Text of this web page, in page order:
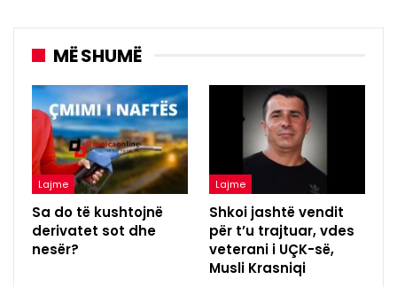
MË SHUMË
Lajme
Sa do të kushtojnë
derivatet sot dhe
nesër?
Lajme
Shkoi jashtë vendit
për t’u trajtuar, vdes
veterani i UÇK-së,
Musli Krasniqi